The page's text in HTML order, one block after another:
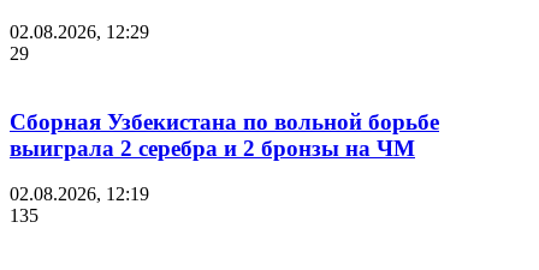
02.08.2026, 12:29
29
Сборная Узбекистана по вольной борьбе
выиграла 2 серебра и 2 бронзы на ЧМ
02.08.2026, 12:19
135